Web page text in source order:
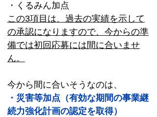
・くるみん加点
この3項目は、過去の実績を示して
の承認になりますので、今からの準
備では初回応募には間に合いませ
ん。
今から間に合いそうなのは、
・災害等加点（有効な期間の事業継
続力強化計画の認定を取得）